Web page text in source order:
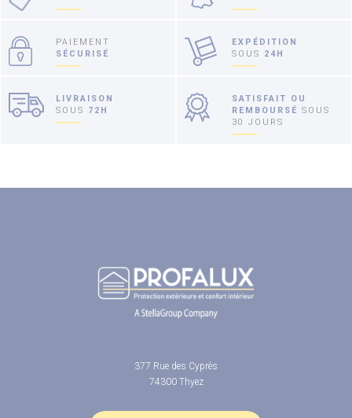
PAIEMENT
SÉCURISÉ
EXPÉDITION
SOUS 24H
LIVRAISON
SOUS 72H
SATISFAIT OU
REMBOURSÉ SOUS
30 JOURS
377 Rue des Cyprès
74300 Thyez